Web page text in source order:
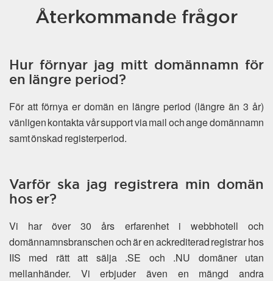
Återkommande frågor
Hur förnyar jag mitt domännamn för
en längre period?
För att förnya er domän en längre period (längre än 3 år)
vänligen kontakta vår support via mail och ange domännamn
samt önskad registerperiod.
Varför ska jag registrera min domän
hos er?
Vi har över 30 års erfarenhet i webbhotell och
domännamnsbranschen och är en ackrediterad registrar hos
IIS med rätt att sälja .SE och .NU domäner utan
mellanhänder. Vi erbjuder även en mängd andra